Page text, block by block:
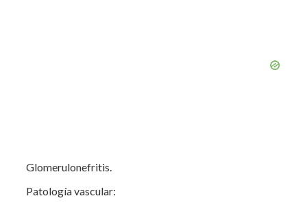
Glomerulonefritis.
Patología vascular: